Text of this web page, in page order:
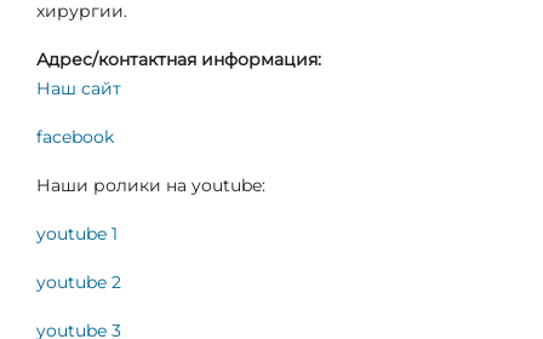
хирургии.
Адрес/контактная информация:
Наш сайт
facebook
Наши ролики на youtube:
youtube 1
youtube 2
youtube 3